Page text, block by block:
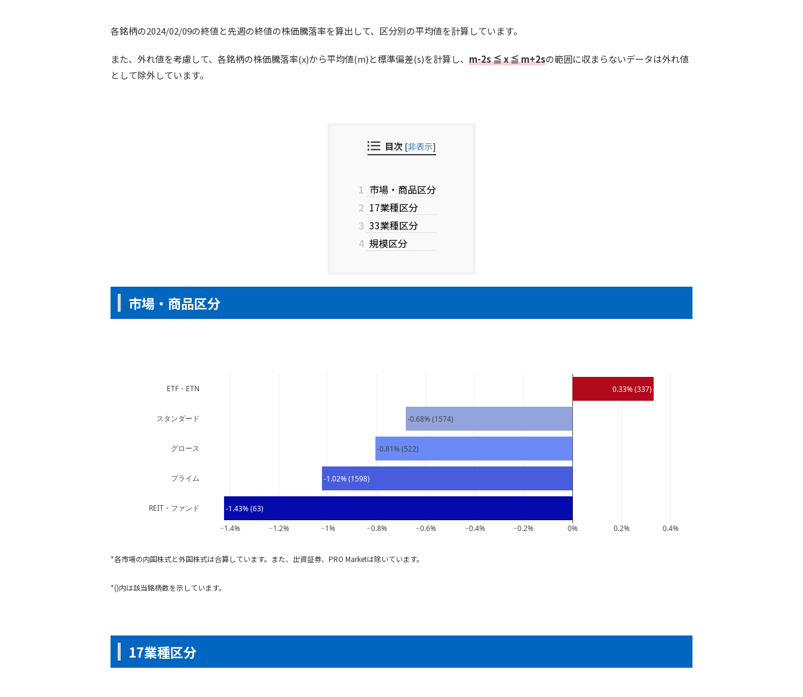
各銘柄の2024/02/09の終値と先週の終値の株価騰落率を算出して、区分別の平均値を計算しています。
また、外れ値を考慮して、各銘柄の株価騰落率(x)から平均値(m)と標準偏差(s)を計算し、 m-2s ≦ x ≦ m+2sの範囲に収まらないデータは外れ値
として除外しています。
目次 [非表示]
1 市場・商品区分
2 17業種区分
3 33業種区分
4 規模区分
市場・商品区分
-1.43% (63)
-1.02% (1598)
-0.81% (522)
-0.68% (1574)
0.33% (337)
−1.4% −1.2% −1% −0.8% −0.6% −0.4% −0.2% 0% 0.2% 0.4%
REIT・ファンド
プライム
グロース
スタンダード
ETF・ETN
*各市場の内国株式と外国株式は合算しています。また、出資証券、PRO Marketは除いています。
*()内は該当銘柄数を示しています。
17業種区分